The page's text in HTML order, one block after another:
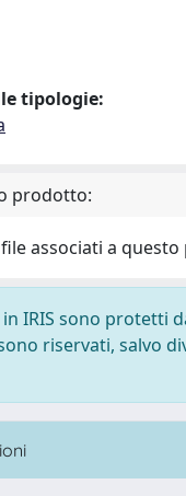
tipologie:
prodotto:
associati a
IRIS sono protetti
riservati, salvo